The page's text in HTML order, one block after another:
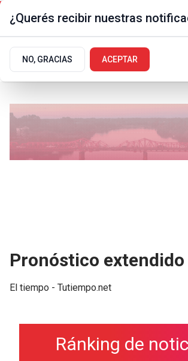
Pronóstico extendido
El tiempo - Tutiempo.net
Ránking de
¿Querés recibir nuestras
NO, GRACIAS ACEPTAR